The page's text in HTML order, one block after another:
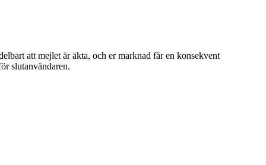
att mejlet är äkta, och er marknad får en konsekvent
slutanvändaren.